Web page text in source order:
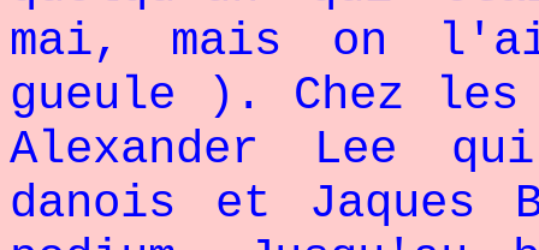
mai, mais on
gueule ). Chez
Alexander Lee
danois et Jaques